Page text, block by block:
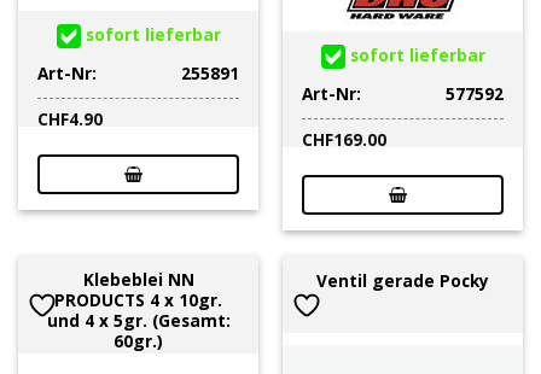
sofort lieferbar
Art-Nr:
255891
CHF4.90
sofort lieferbar
Art-Nr:
577592
CHF169.00
Klebeblei NN
PRODUCTS 4 x 10gr.
und 4 x 5gr. (Gesamt:
60gr.)
Ventil gerade Pocky